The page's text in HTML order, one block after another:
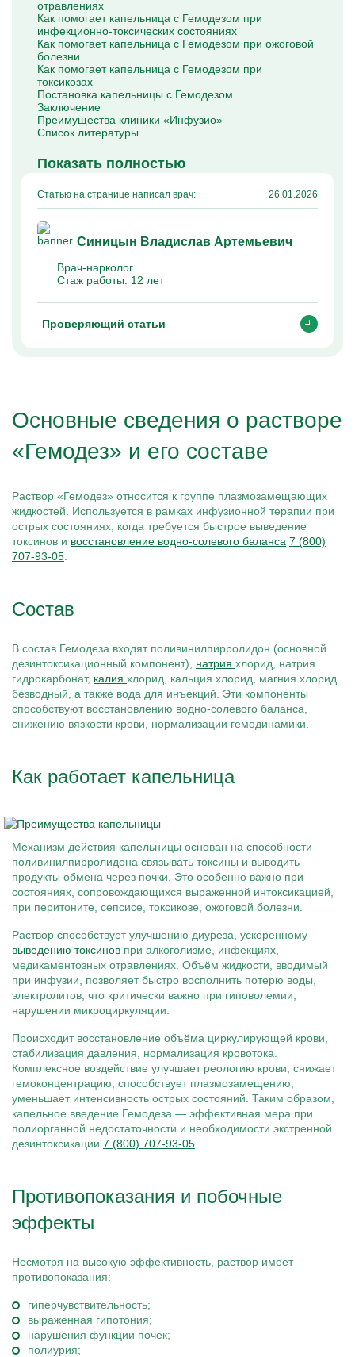
Капельницы Преднизолона
Цераксон капельница
Капельница Церебролизин
Капельница Мильгамма
Капельница Цефтриаксон
Капельница Ципрофлоксацин
Капельница Рингер
отравлениях
Как помогает капельница с Гемодезом при
инфекционно-токсических состояниях
Как помогает капельница с Гемодезом при ожоговой
болезни
Как помогает капельница с Гемодезом при
токсикозах
Постановка капельницы с Гемодезом
Заключение
Преимущества клиники «Инфузио»
Список литературы
Показать полностью
Статью на странице написал врач: 26.01.2026
Синицын Владислав Артемьевич
Врач-нарколог
Стаж работы: 12 лет
Проверяющий статьи
Основные сведения о растворе
«Гемодез» и его составе
Раствор «Гемодез» относится к группе плазмозамещающих
жидкостей. Используется в рамках инфузионной терапии при
острых состояниях, когда требуется быстрое выведение
токсинов и восстановление водно-солевого баланса 7 (800)
707-93-05
Состав
В состав Гемодеза входят поливинилпирролидон (основной
дезинтоксикационный компонент), натрия хлорид, натрия
гидрокарбонат, калия хлорид, кальция хлорид, магния хлорид
безводный, а также вода для инъекций. Эти компоненты
способствуют восстановлению водно-солевого баланса,
снижению вязкости крови, нормализации гемодинамики.
Как работает капельница
Механизм действия капельницы основан на способности
поливинилпирролидона связывать токсины и выводить
продукты обмена через почки. Это особенно важно при
состояниях, сопровождающихся выраженной интоксикацией,
при перитоните, сепсисе, токсикозе, ожоговой болезни.
Раствор способствует улучшению диуреза, ускоренному
выведению токсинов при алкоголизме, инфекциях,
медикаментозных отравлениях. Объём жидкости, вводимый
при инфузии, позволяет быстро восполнить потерю воды,
электролитов, что критически важно при гиповолемии,
нарушении микроциркуляции.
Происходит восстановление объёма циркулирующей крови,
стабилизация давления, нормализация кровотока.
Комплексное воздействие улучшает реологию крови, снижает
гемоконцентрацию, способствует плазмозамещению,
уменьшает интенсивность острых состояний. Таким образом,
капельное введение Гемодеза — эффективная мера при
полиорганной недостаточности и необходимости экстренной
дезинтоксикации 7 (800) 707-93-05
Противопоказания и побочные
эффекты
Несмотря на высокую эффективность, раствор имеет
противопоказания:
гиперчувствительность;
выраженная гипотония;
нарушения функции почек;
полиурия;